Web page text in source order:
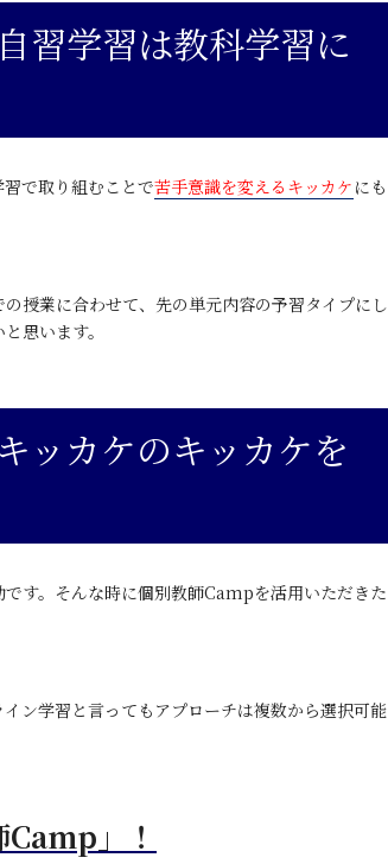
習学習は教科学習に
で取り組むことで苦手意識を変えるキッカケ にも
授業に合わせて、先の単元内容の予習タイプにし
思います。
ッカケのキッカケを
す。そんな時に個別教師Campを活用いただきた
ン学習と言ってもアプローチは複数から選択可能
」！